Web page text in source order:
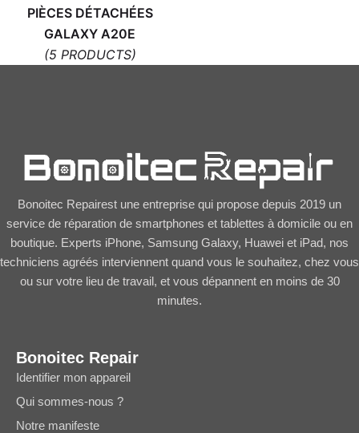
PIÈCES DÉTACHÉES
GALAXY A20E
(5 PRODUCTS)
Bonoitec Repairest une entreprise qui propose depuis 2019 un
service de réparation de smartphones et tablettes à domicile ou en
boutique. Experts iPhone, Samsung Galaxy, Huawei et iPad, nos
techniciens agréés interviennent quand vous le souhaitez, chez vous
ou sur votre lieu de travail, et vous dépannent en moins de 30
minutes.
Bonoitec Repair
Identifier mon appareil
Qui sommes-nous ?
Notre manifeste